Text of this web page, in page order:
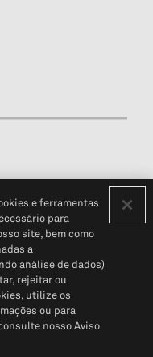
do cliente (em inglês)
© 2026 S&P Global
e ferramentas
para
site, bem como
a
análise de dados)
rejeitar ou
utilize os
ou para
nosso Aviso